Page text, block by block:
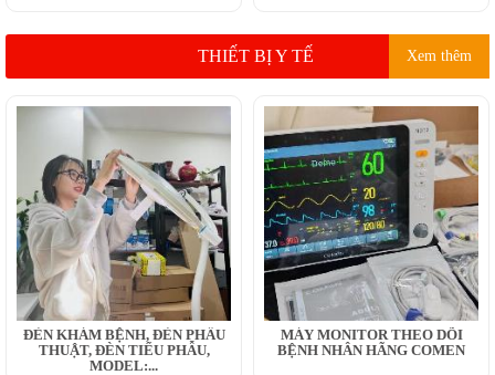
THIẾT BỊ Y TẾ Xem thêm
ĐÈN KHÁM BỆNH, ĐÈN PHẪU
THUẬT, ĐÈN TIỂU PHẪU,
MODEL:...
MÁY MONITOR THEO DÕI
BỆNH NHÂN HÃNG COMEN